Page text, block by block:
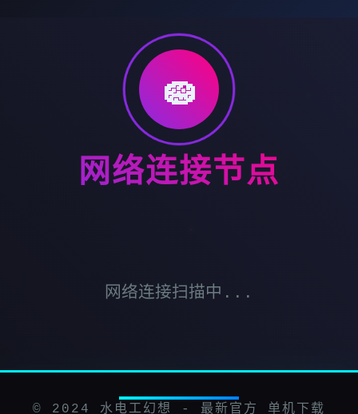
🧽
网络连接节点
网络连接扫描中...
© 2024 水电工幻想 - 最新官方 单机下载